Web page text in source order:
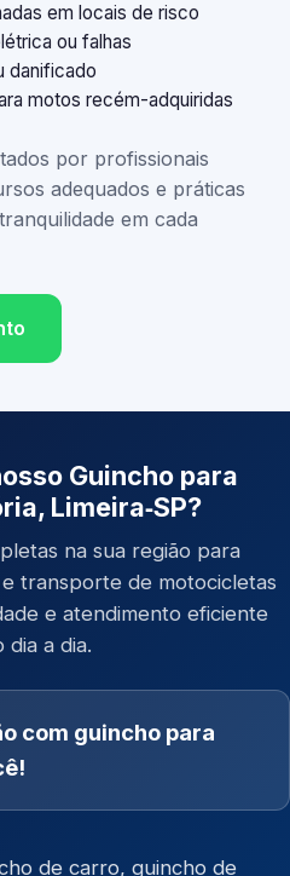
em locais de risco
ou falhas
danificado
motos recém-adquiridas
por profissionais
adequados e práticas
em cada
Guincho para
Limeira‑SP?
na sua região para
transporte de motocicletas
e atendimento eficiente
a dia.
com guincho para
de carro, guincho de